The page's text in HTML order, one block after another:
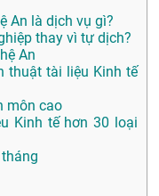
An là dịch vụ gì?
thay vì tự dịch?
An
thuật tài liệu Kinh tế
môn cao
Kinh tế hơn 30 loại